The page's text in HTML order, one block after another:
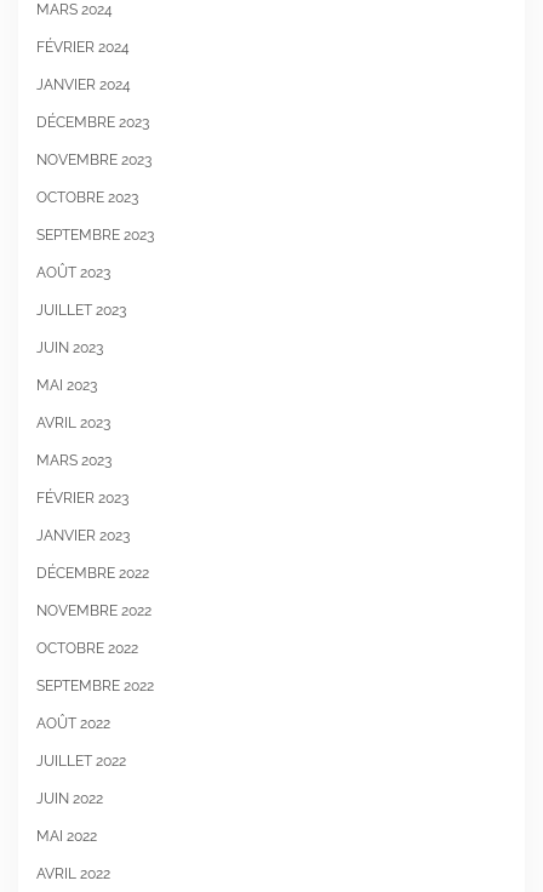
MARS 2024
FÉVRIER 2024
JANVIER 2024
DÉCEMBRE 2023
NOVEMBRE 2023
OCTOBRE 2023
SEPTEMBRE 2023
AOÛT 2023
JUILLET 2023
JUIN 2023
MAI 2023
AVRIL 2023
MARS 2023
FÉVRIER 2023
JANVIER 2023
DÉCEMBRE 2022
NOVEMBRE 2022
OCTOBRE 2022
SEPTEMBRE 2022
AOÛT 2022
JUILLET 2022
JUIN 2022
MAI 2022
AVRIL 2022